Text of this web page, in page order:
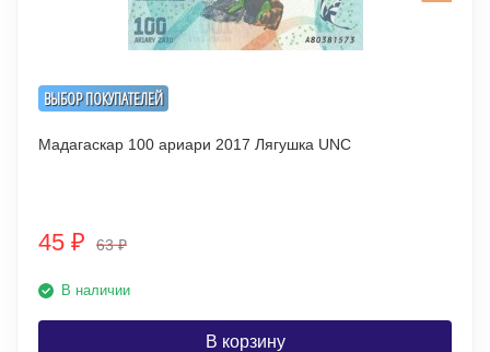
ВЫБОР ПОКУПАТЕЛЕЙ
Мадагаскар 100 ариари 2017 Лягушка UNC
45 ₽ 63₽
В наличии
В корзину